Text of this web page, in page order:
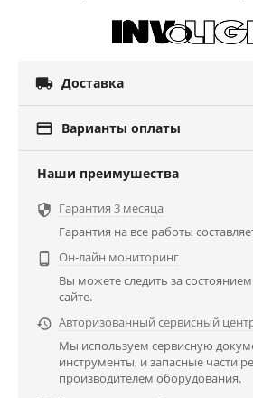
 Доставка
 Варианты оплаты
Наши преимушества
 Гарантия 3 месяца
Гарантия на все работы

Он-лайн мониторинг
Вы можете следить за
сайте.
 Авторизованный сервисный
Мы используем сервисную
инструменты, и запасные части
производителем оборудования.